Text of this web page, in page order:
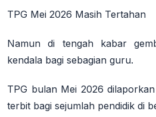
TPG Mei 2026 Masih Tertahan
Namun di tengah kabar
kendala bagi sebagian guru.
TPG bulan Mei 2026
terbit bagi sejumlah pendidik di